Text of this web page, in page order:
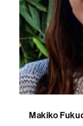
Makiko